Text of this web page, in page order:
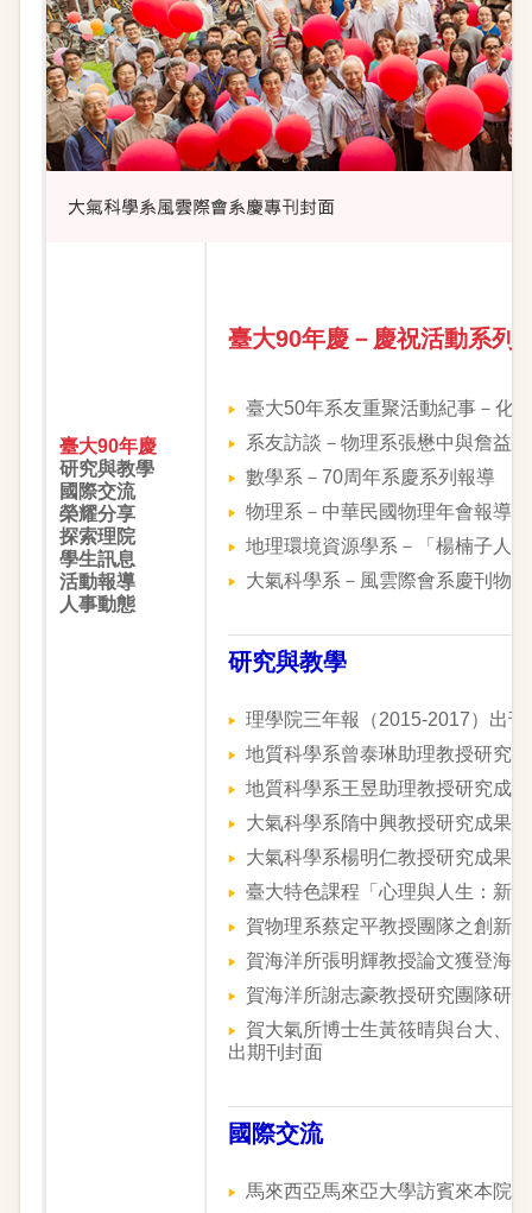
臺大90年慶
研究與教學
國際交流
榮耀分享
探索理院
學生訊息
活動報導
人事動態
臺大90年慶－慶祝活動系列
臺大50年系友重聚活動紀事－化
系友訪談－物理系張懋中與詹益
數學系－70周年系慶系列報導
物理系－中華民國物理年會報導
地理環境資源學系－「楊楠子人
大氣科學系－風雲際會系慶刊物
研究與教學
理學院三年報（2015-2017）出刊
地質科學系曾泰琳助理教授研究
地質科學系王昱助理教授研究成
大氣科學系隋中興教授研究成果
大氣科學系楊明仁教授研究成果
臺大特色課程「心理與人生：新
賀物理系蔡定平教授團隊之創新
賀海洋所張明輝教授論文獲登海
賀海洋所謝志豪教授研究團隊研
賀大氣所博士生黃筱晴與台大、
出期刊封面
國際交流
馬來西亞馬來亞大學訪賓來本院